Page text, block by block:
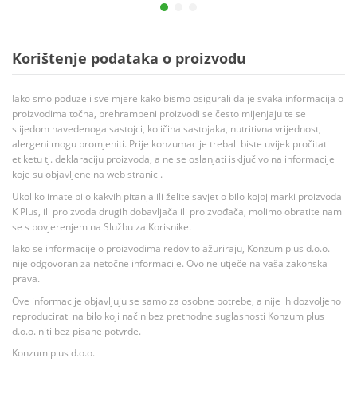
Korištenje podataka o proizvodu
Iako smo poduzeli sve mjere kako bismo osigurali da je svaka informacija o
proizvodima točna, prehrambeni proizvodi se često mijenjaju te se
slijedom navedenoga sastojci, količina sastojaka, nutritivna vrijednost,
alergeni mogu promjeniti. Prije konzumacije trebali biste uvijek pročitati
etiketu tj. deklaraciju proizvoda, a ne se oslanjati isključivo na informacije
koje su objavljene na web stranici.
Ukoliko imate bilo kakvih pitanja ili želite savjet o bilo kojoj marki proizvoda
K Plus, ili proizvoda drugih dobavljača ili proizvođača, molimo obratite nam
se s povjerenjem na Službu za Korisnike.
Iako se informacije o proizvodima redovito ažuriraju, Konzum plus d.o.o.
nije odgovoran za netočne informacije. Ovo ne utječe na vaša zakonska
prava.
Ove informacije objavljuju se samo za osobne potrebe, a nije ih dozvoljeno
reproducirati na bilo koji način bez prethodne suglasnosti Konzum plus
d.o.o. niti bez pisane potvrde.
Konzum plus d.o.o.